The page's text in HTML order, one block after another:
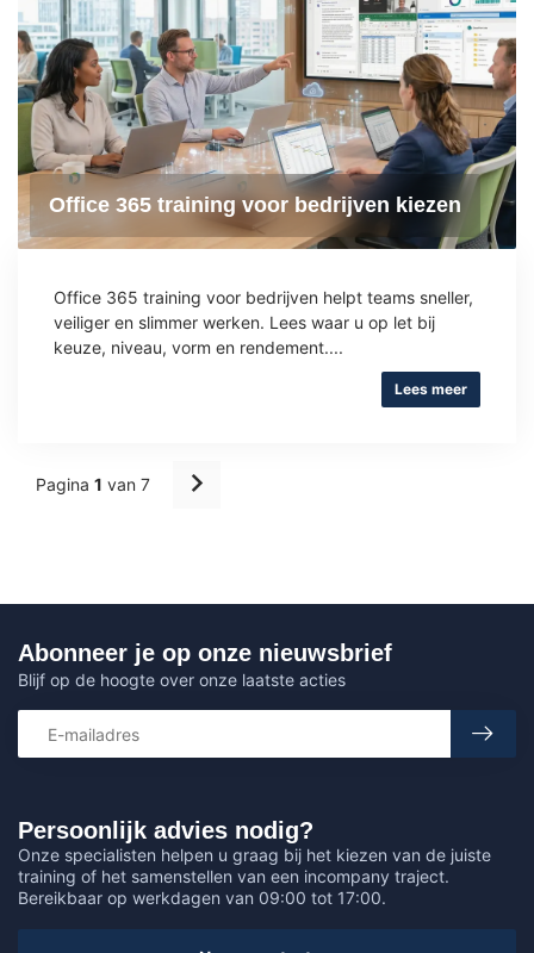
Office 365 training voor bedrijven kiezen
Office 365 training voor bedrijven helpt teams sneller,
veiliger en slimmer werken. Lees waar u op let bij
keuze, niveau, vorm en rendement....
Lees meer
Pagina 1 van 7
Persoonlijk advies nodig?
Onze specialisten helpen u graag bij het kiezen van de juiste
training of het samenstellen van een incompany traject.
Bereikbaar op werkdagen van 09:00 tot 17:00.
Abonneer je op onze nieuwsbrief
Blijf op de hoogte over onze laatste acties